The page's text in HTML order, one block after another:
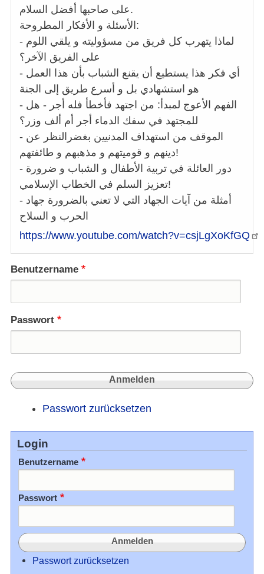
على صاحبها أفضل السلام.
الأسئلة و الأفكار المطروحة:
- لماذا يتهرب كل فريق من مسؤوليته و يلقي اللوم
على الفريق الآخر؟
- أي فكر هذا يستطيع أن يقنع الشباب بأن هذا العمل
هو استشهادي بل و أسرع طريق إلى الجنة
- الفهم الأعوج لمبدأ: من اجتهد فأخطأ فله أجر - هل
للمجتهد في سفك الدماء أجر أم ألف وزر؟
- الموقف من استهداف المدنيين بغضرالنظر عن
دينهم و قوميتهم و مذهبهم و طائفتهم!
- دور العائلة في تربية الأطفال و الشباب و ضرورة
تعزيز السلم في الخطاب الإسلامي!
- أمثلة من آيات الجهاد التي لا تعني بالضرورة جهاد
الحرب و السلاح
https://www.youtube.com/watch?v=csjLgXoKfGQ
Benutzername
Passwort
Passwort zurücksetzen
Login
Benutzername
Passwort
Passwort zurücksetzen